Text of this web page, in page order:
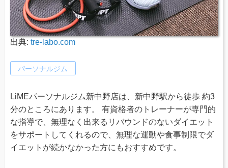
出典: tre-labo.com
パーソナルジム
LiMEパーソナルジム新中野店は、新中野駅から徒歩 約3
分のところにあります。 有資格者のトレーナーが専門的
な指導で、無理なく出来るリバウンドのないダイエット
をサポートしてくれるので、無理な運動や食事制限でダ
イエットが続かなかった方にもおすすめです。